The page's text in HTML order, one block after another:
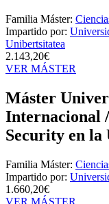
Familia Máster:
Impartido por:
Unibertsitatea
2.143,20€
VER MÁSTER
Máster
Internacional
Security en la
Familia Máster:
Impartido por:
1.660,20€
VER MÁSTER